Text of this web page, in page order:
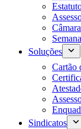
Soluções
Cartão
Sindicatos